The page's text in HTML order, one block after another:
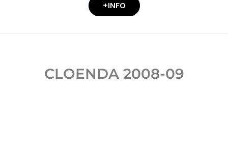
+INFO
CLOENDA 2008-09